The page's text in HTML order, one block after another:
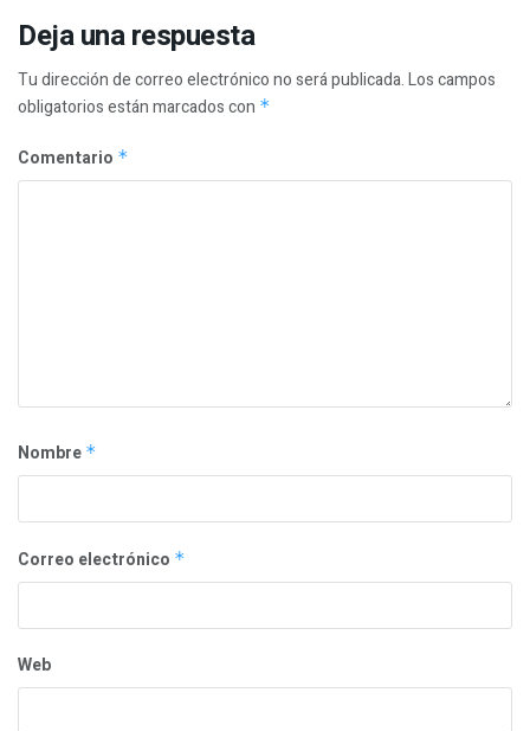
Deja una respuesta
Tu dirección de correo electrónico no será publicada.Los campos
obligatorios están marcados con *
Comentario *
Nombre *
Correo electrónico *
Web